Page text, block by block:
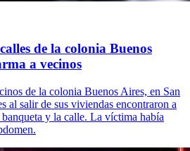
de la colonia Buenos
a vecinos
de la colonia Buenos Aires, en San
al salir de sus viviendas encontraron a
y la calle. La víctima había